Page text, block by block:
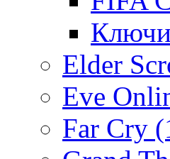
Ключи
Elder
Eve
Far Cry